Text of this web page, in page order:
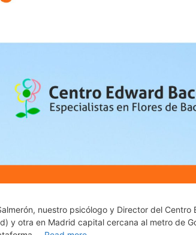
nuestro psicólogo y Director del Centro
y otra en Madrid capital cercana al metro de